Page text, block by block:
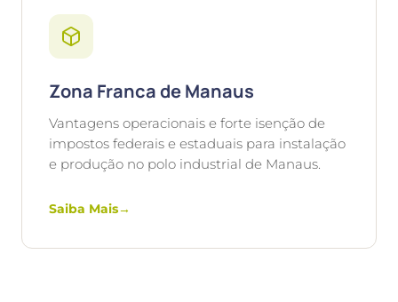
Zona Franca de Manaus
Vantagens operacionais e forte isenção de
impostos federais e estaduais para instalação
e produção no polo industrial de Manaus.
Saiba Mais→